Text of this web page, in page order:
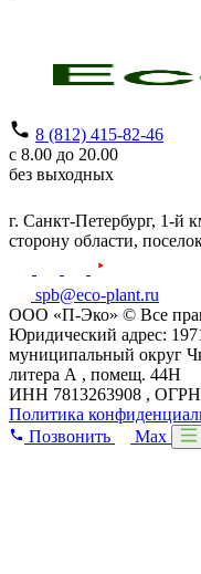
8 (812) 415-82-46
с 8.00 до 20.00
без выходных
г. Санкт-Петербург, 1-й
сторону области,
spb@eco-plant.ru
ООО «П-Эко» © Все
Юридический адрес:
муниципальный округ
литера А , помещ. 44Н
ИНН 7813263908 , ОГРН
Политика
Позвонить
Max